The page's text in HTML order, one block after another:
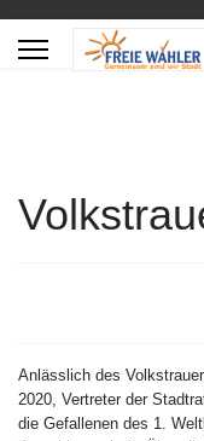
Anlässlich des
2020, Vertreter der
die Gefallenen des 1.